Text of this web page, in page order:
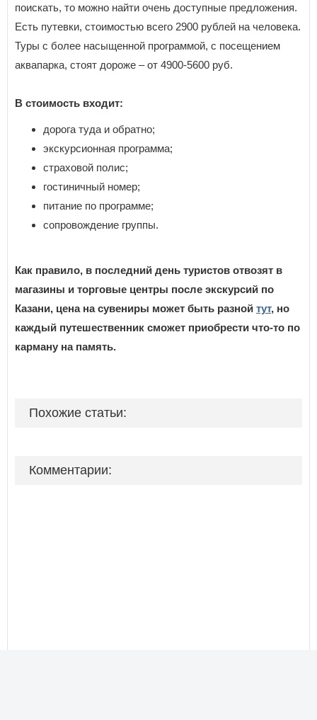
поискать, то можно найти очень доступные предложения.
Есть путевки, стоимостью всего 2900 рублей на человека.
Туры с более насыщенной программой, с посещением
аквапарка, стоят дороже – от 4900-5600 руб.
В стоимость входит:
дорога туда и обратно;
экскурсионная программа;
страховой полис;
гостиничный номер;
питание по программе;
сопровождение группы.
Как правило, в последний день туристов отвозят в
магазины и торговые центры после экскурсий по
Казани, цена на сувениры может быть разной тут, но
каждый путешественник сможет приобрести что-то по
карману на память.
Похожие статьи:
Комментарии: